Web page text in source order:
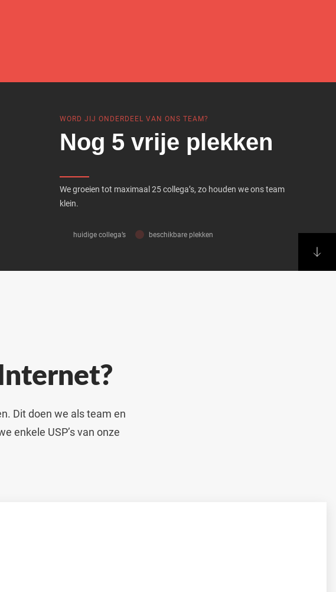
WORD JIJ ONDERDEEL VAN ONS TEAM?
Nog 5 vrije plekken
We groeien tot maximaal 25 collega’s, zo houden we ons team
klein.
huidige collega’s beschikbare plekken
Dit doen we als team en
enkele USP’s van onze